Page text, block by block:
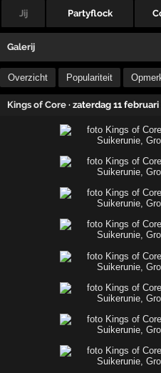
Jij Partyflock
Galerij
Overzicht Populariteit
Kings of Core · zaterdag 11 februari